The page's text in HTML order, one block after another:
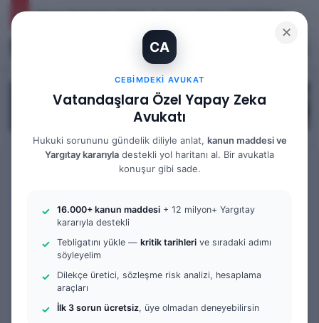
✕
CA
CEBIMDEKI AVUKAT
Vatandaşlara Özel Yapay Zeka
Avukatı
Hukuki sorununu gündelik diliyle anlat, kanun maddesi ve
Yargıtay kararıyla destekli yol haritanı al. Bir avukatla
konuşur gibi sade.
16.000+ kanun maddesi + 12 milyon+ Yargıtay
kararıyla destekli
Tebligatını yükle — kritik tarihleri ve sıradaki adımı
söyleyelim
Dilekçe üretici, sözleşme risk analizi, hesaplama
araçları
İlk 3 sorun ücretsiz, üye olmadan deneyebilirsin
Yargıtay Kararı İncelemesi ve Tanık Beyanları: 9. Hukuk Dairesi 2025/7089 K.
Bilgi Bankası/ Yargıtay Kararları
Kira Bedelinin Tespiti ve
İspatı ve Emsal Kira
Karşılaştırması: 3. Hukuk
Dairesi 2025/5853 K.